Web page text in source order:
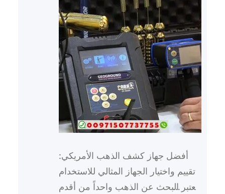
أفضل جهاز كشف الذهب الأمريكي:
تقييم واختيار الجهاز المثالي للاستخدام
يعتبر البحث عن الذهب واحداً من أقدم